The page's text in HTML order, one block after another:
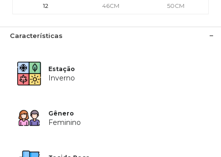
12 46CM 50CM
Características
Estação
Inverno
Gênero
Feminino